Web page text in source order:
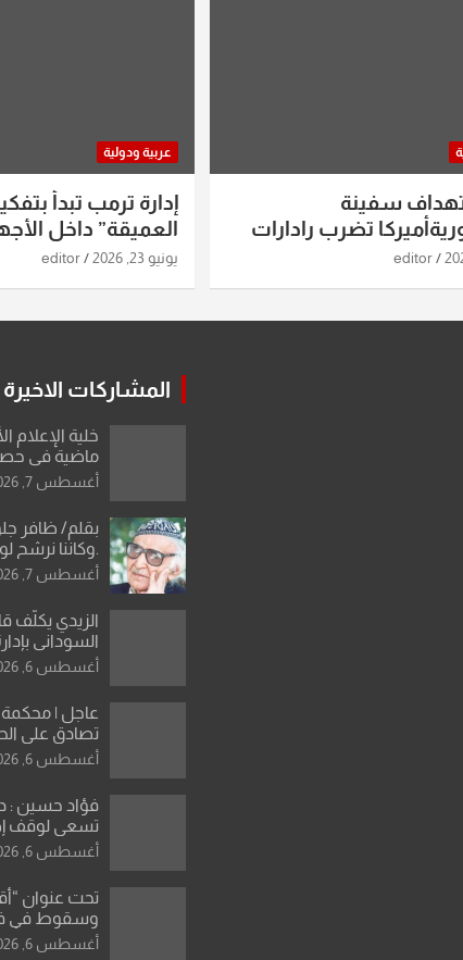
سفينة
تضرب رادارات
ومسيرات إيران..editor
عربية ودولية
إدارة ترمب تبدأ
العميقة” داخل
الاستخباراتية
يونيو 23, 2026 editor
المشاركات الاخيرة
خلية الإعلام
ماضية في حصر
دون رجعة
أغسطس 7, 2026
بقلم/ ظافر
.وكاننا نرشح
العراقية..
أغسطس 7, 2026
الزيدي يكلّف
السوداني
أغسطس 6, 2026
عاجل | محكمة
تصادق على
الواحد كبيان
أغسطس 6, 2026
فؤاد حسين :
تسعى لوقف
فتح مضيق
أغسطس 6, 2026
تحت عنوان
وسقوط في
الإعلامي”: ردٌّ
أغسطس 6, 2026